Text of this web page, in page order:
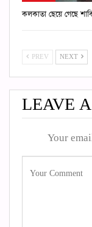
কলকাতা ছেয়ে গেছে
PREV NEXT
LEAVE
Your